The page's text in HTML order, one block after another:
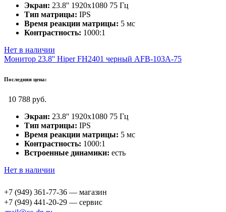
Экран: 23.8'' 1920х1080 75 Гц
Тип матрицы: IPS
Время реакции матрицы: 5 мс
Контрастность: 1000:1
Нет в наличии
Монитор 23.8'' Hiper FH2401 черный AFB-103A-75
Последняя цена:
10 788 руб.
Экран: 23.8'' 1920х1080 75 Гц
Тип матрицы: IPS
Время реакции матрицы: 5 мс
Контрастность: 1000:1
Встроенные динамики: есть
Нет в наличии
+7 (949) 361-77-36 — магазин
+7 (949) 441-20-29 — сервис